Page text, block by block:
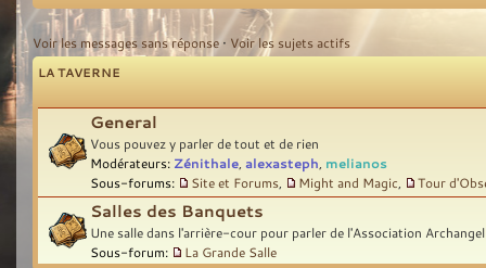
Voir les messages sans réponse • Voir les sujets actifs
LA TAVERNE
General
Vous pouvez y parler de tout et de rien
Modérateurs: Zénithale alexasteph melianos
Sous-forums:
Site et Forums Might and Magic Tour
Salles des Banquets
Une salle dans l'arrière-cour pour parler de l'Association
Sous-forum:
La Grande Salle